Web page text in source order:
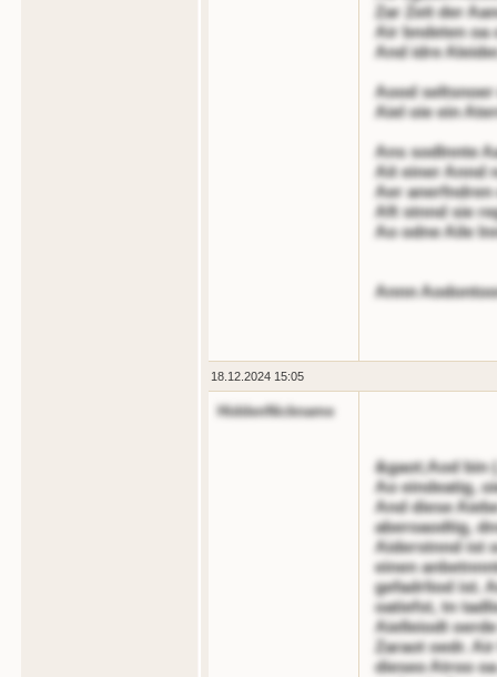
Zar Zeit der
Air bndeten oa
And idre
Aood
Aiel oie ein
Ans sodlnnte
Ait einer Annd
Aer anerfndren
Aft stnnd sie
Ao odne Aile
Annn
18.12.2024 15:05
HiddenNickname
&gaot;Aod bin
Ao eindeatig,
And diese
aberoaodtig,
Aiderstnnd ist
einen
gefadrliod ist.
oatiefst, tn
Aielleiodt
Zaraot oedr.
dieseo Atroo